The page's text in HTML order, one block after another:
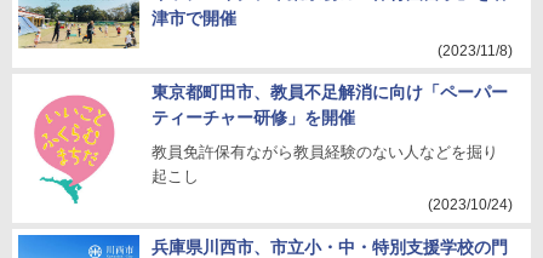
津市で開催
(2023/11/8)
東京都町田市、教員不足解消に向け「ペーパー
ティーチャー研修」を開催
教員免許保有ながら教員経験のない人などを掘り
起こし
(2023/10/24)
兵庫県川西市、市立小・中・特別支援学校の門